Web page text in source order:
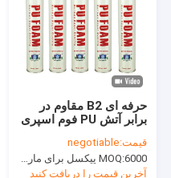
حرفه ای B2 مقاوم در
برابر آتش PU فوم اسپری
750ml
قیمت:negotiable
MOQ:6000 پیکسل برای مارک Aristo، 15000 پیکسل برای نام تجاری مشتری
آخرین قیمت را دریافت کنید